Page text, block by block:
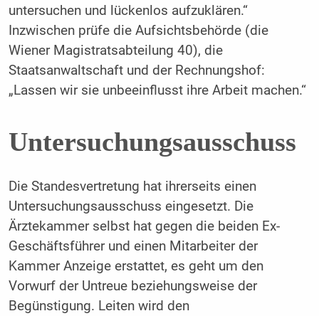
untersuchen und lückenlos aufzuklären.“
Inzwischen prüfe die Aufsichtsbehörde (die
Wiener Magistratsabteilung 40), die
Staatsanwaltschaft und der Rechnungshof:
„Lassen wir sie unbeeinflusst ihre Arbeit machen.“
Untersuchungsausschuss
Die Standesvertretung hat ihrerseits einen
Untersuchungsausschuss eingesetzt. Die
Ärztekammer selbst hat gegen die beiden Ex-
Geschäftsführer und einen Mitarbeiter der
Kammer Anzeige erstattet, es geht um den
Vorwurf der Untreue beziehungsweise der
Begünstigung. Leiten wird den